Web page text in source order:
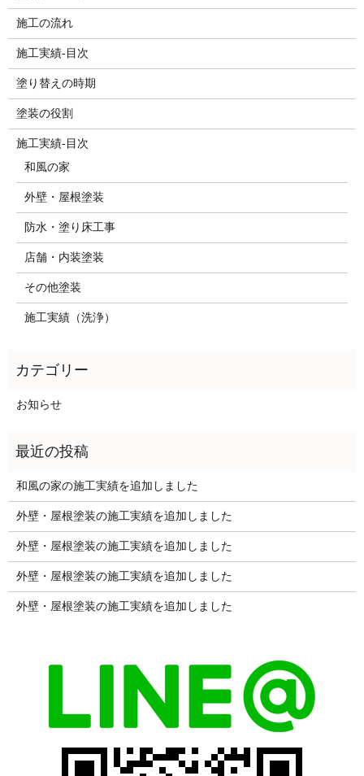
施工の流れ
施工実績-目次
塗り替えの時期
塗装の役割
施工実績-目次
和風の家
外壁・屋根塗装
防水・塗り床工事
店舗・内装塗装
その他塗装
施工実績（洗浄）
お知らせ
和風の家の施工実績を追加しました
外壁・屋根塗装の施工実績を追加しました
外壁・屋根塗装の施工実績を追加しました
外壁・屋根塗装の施工実績を追加しました
外壁・屋根塗装の施工実績を追加しました